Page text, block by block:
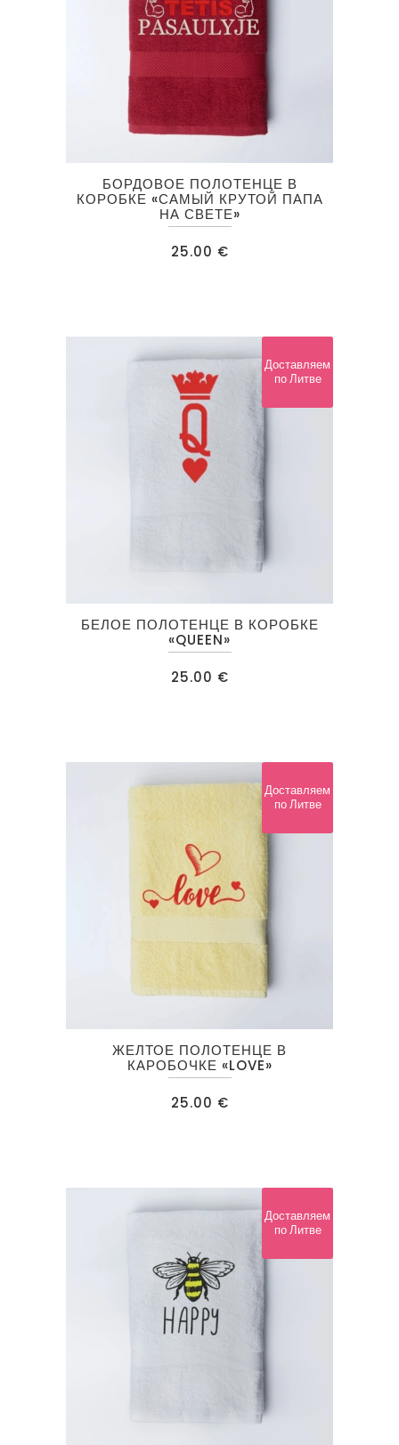
БОРДОВОЕ ПОЛОТЕНЦЕ В
КОРОБКЕ «САМЫЙ КРУТОЙ ПАПА
НА СВЕТЕ»
25.00 €
БЕЛОЕ ПОЛОТЕНЦЕ В КОРОБКЕ
«QUEEN»
25.00 €
Доставляем
по Литве
ЖЕЛТОЕ ПОЛОТЕНЦЕ В
КАРОБОЧКЕ «LOVE»
25.00 €
Доставляем
по Литве
Доставляем
по Литве